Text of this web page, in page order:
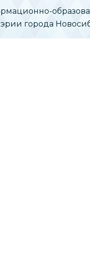
города